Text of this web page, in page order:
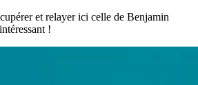
et relayer ici celle de Benjamin
!